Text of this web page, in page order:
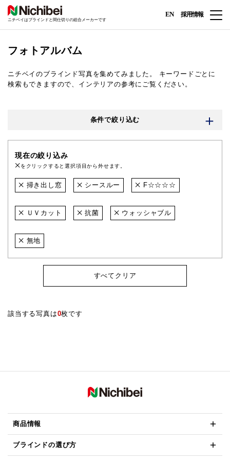
ニチベイはブラインドと間仕切りの総合メーカーです
EN 採用情報
フォトアルバム
ニチベイのブラインド写真を集めてみました。
キーワードごとに
検索もできますので、インテリアの参考にご覧ください。
条件で絞り込む
現在の絞り込み
をクリックすると選択項目から外せます。
掃き出し窓 シースルー F☆☆☆☆
ＵＶカット 抗菌 ウォッシャブル
無地
すべてクリア
該当する写真は0枚です
商品情報
ブラインドの選び方